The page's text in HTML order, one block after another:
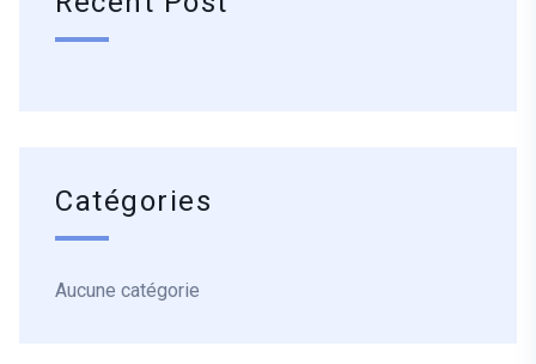
Catégories
Aucune catégorie